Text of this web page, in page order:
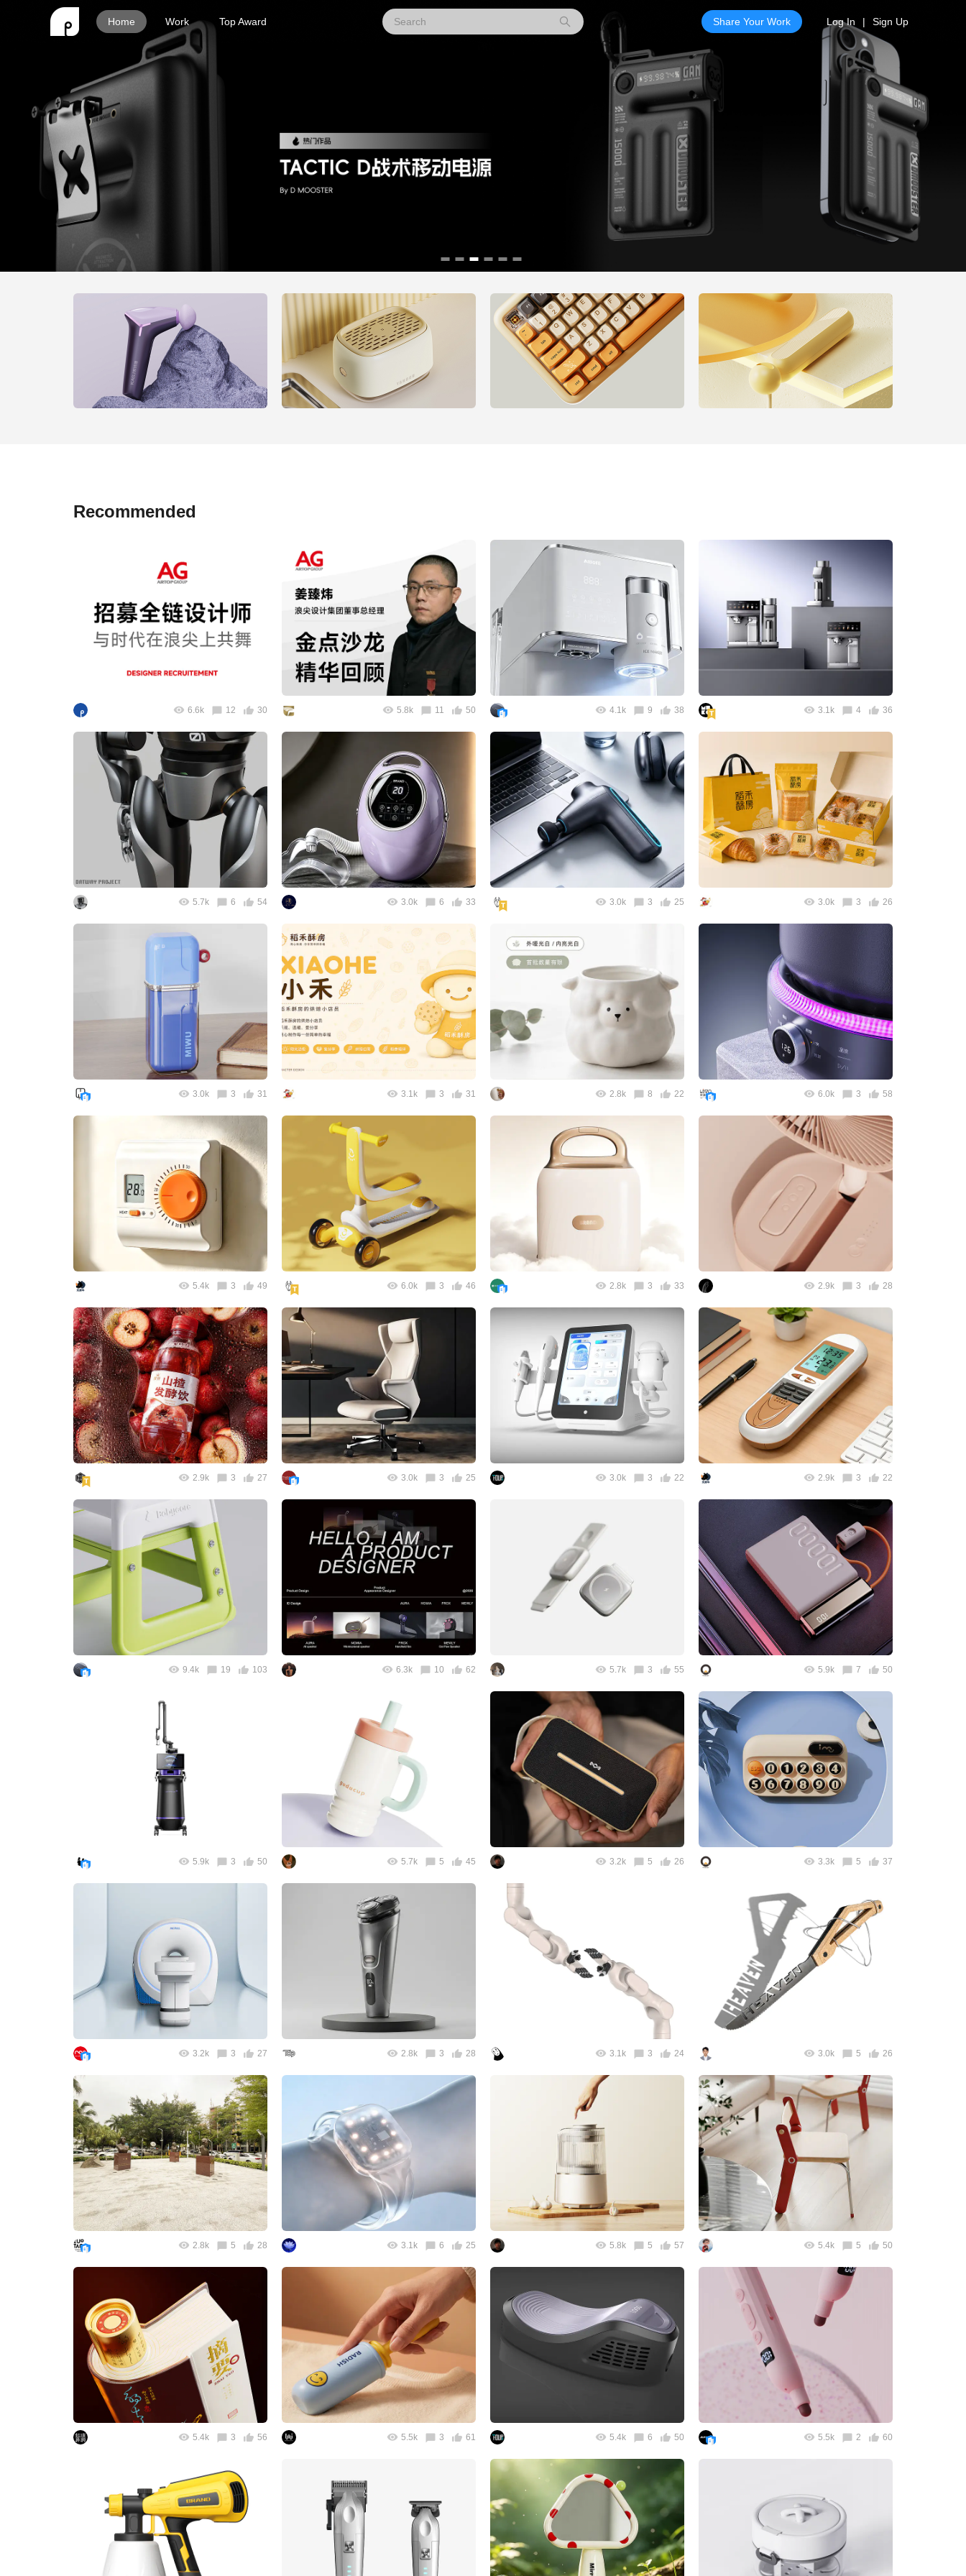
Home Work Top Award Share Your Work Log In | Sign Up
Recommended
6.6k 12 30 5.8k 11 50 4.1k 9 38 3.1k 4 36
5.7k 6 54 3.0k 6 33 3.0k 3 25 3.0k 3 26
3.0k 3 31 3.1k 3 31 2.8k 8 22 6.0k 3 58
5.4k 3 49 6.0k 3 46 2.8k 3 33 2.9k 3 28
2.9k 3 27 3.0k 3 25 3.0k 3 22 2.9k 3 22
9.4k 19 103 6.3k 10 62 5.7k 3 55 5.9k 7 50
5.9k 3 50 5.7k 5 45 3.2k 5 26 3.3k 5 37
3.2k 3 27 2.8k 3 28 3.1k 3 24 3.0k 5 26
2.8k 5 28 3.1k 6 25 5.8k 5 57 5.4k 5 50
5.4k 3 56 5.5k 3 61 5.4k 6 50 5.5k 2 60